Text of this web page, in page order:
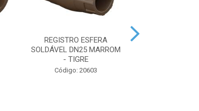
REGISTRO ESFERA
SOLDÁVEL DN25 MARROM
- TIGRE
Código: 20603